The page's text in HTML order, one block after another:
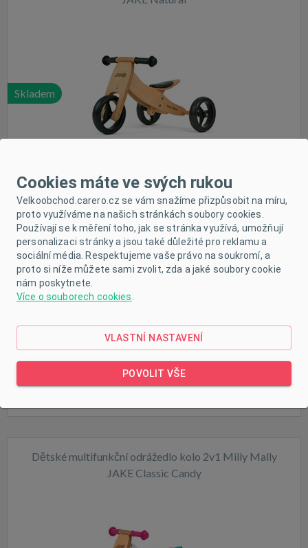
Skladem
Dětské multifunkční odrážedlo kolo 2v1 Milly Mally
JAKE Classic Black
Skladem
Dětské multifunkční odrážedlo kolo 2v1 Milly Mally
JAKE Classic Candy
Cookies máte ve svých rukou
Velkoobchod.carero.cz se vám snažíme přizpůsobit na míru,
proto využíváme na našich stránkách soubory cookies.
Používají se k měření toho, jak se stránka využívá, umožňují
personalizaci stránky a jsou také důležité pro reklamu a
sociální média. Respektujeme vaše právo na soukromí, a
proto si níže můžete sami zvolit, zda a jaké soubory cookie
nám poskytnete.
Více o souborech cookies
VLASTNÍ NASTAVENÍ
POVOLIT VŠE